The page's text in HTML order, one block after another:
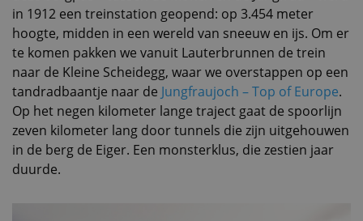
in 1912 een treinstation geopend: op 3.454 meter
hoogte, midden in een wereld van sneeuw en ijs. Om er
te komen pakken we vanuit Lauterbrunnen de trein
naar de Kleine Scheidegg, waar we overstappen op een
tandradbaantje naar de Jungfraujoch – Top of Europe.
Op het negen kilometer lange traject gaat de spoorlijn
zeven kilometer lang door tunnels die zijn uitgehouwen
in de berg de Eiger. Een monsterklus, die zestien jaar
duurde.